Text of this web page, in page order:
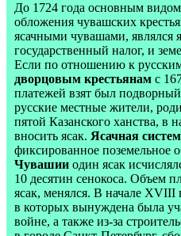
До 1724 года основным
обложения чувашских
ясачными чувашами, являлся
государственный налог, и
Если по отношению к
дворцовым крестьянам с
платежей взят был
русские местные жители,
пятой Казанского ханства, в
вносить ясак. Ясачная
фиксированное поземельное
Чувашии один ясак
10 десятин сенокоса. Объем
ясак, менялся. В начале XVIII
в которых вынуждена была
войне, а также из-за